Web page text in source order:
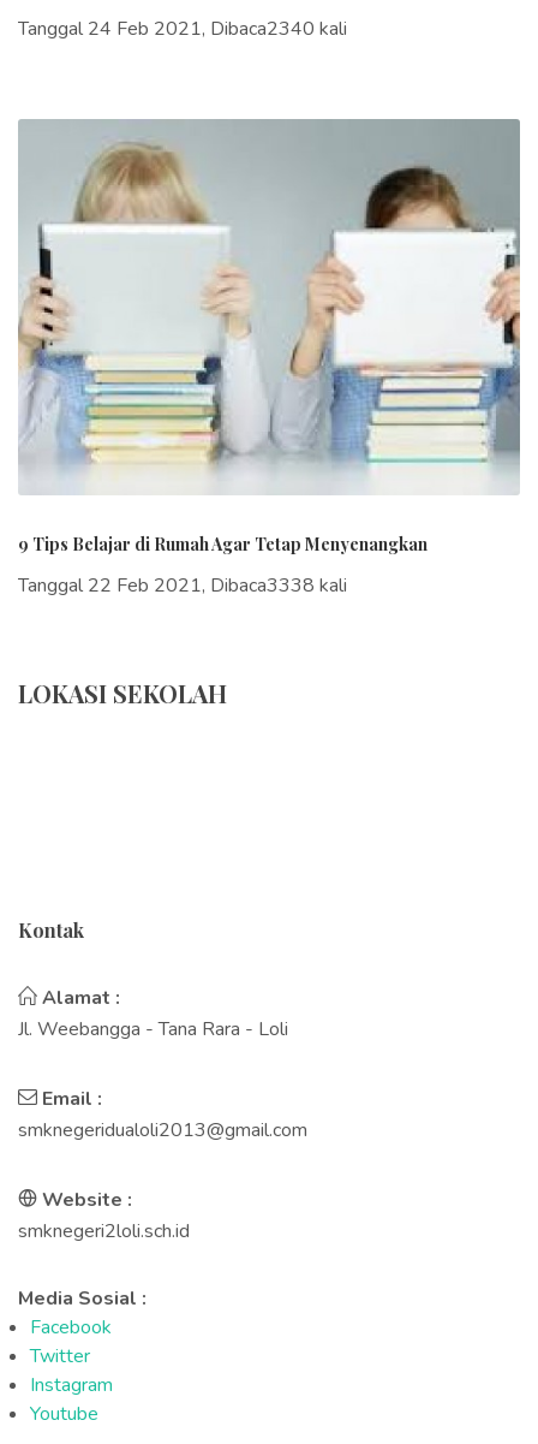
Kontak
Alamat :
Jl. Weebangga - Tana Rara - Loli
Email :
smknegeridualoli2013@gmail.com
Website :
smknegeri2loli.sch.id
Media Sosial :
Facebook
Twitter
Instagram
Youtube
Tanggal 24 Feb 2021, Dibaca2340 kali
9 Tips Belajar di Rumah Agar Tetap Menyenangkan
Tanggal 22 Feb 2021, Dibaca3338 kali
LOKASI SEKOLAH